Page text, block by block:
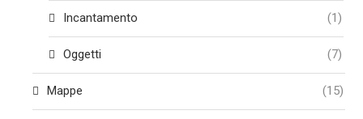
Incantamento (1)
Oggetti (7)
Mappe (15)